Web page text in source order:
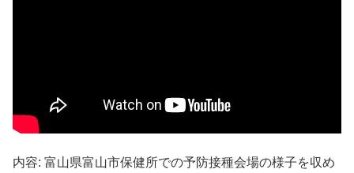
内容: 富山県富山市保健所での予防接種会場の様子を収め